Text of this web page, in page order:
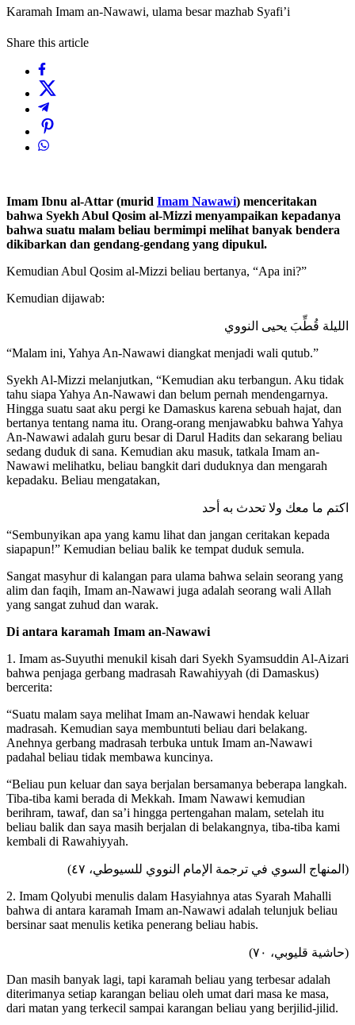
Karamah Imam an-Nawawi, ulama besar mazhab Syafi’i
Share this article
Imam Ibnu al-Attar (murid Imam Nawawi) menceritakan
bahwa Syekh Abul Qosim al-Mizzi menyampaikan kepadanya
bahwa suatu malam beliau bermimpi melihat banyak bendera
dikibarkan dan gendang-gendang yang dipukul.
Kemudian Abul Qosim al-Mizzi beliau bertanya, “Apa ini?”
Kemudian dijawab:
الليلة قُطِّبَ يحيى النووي
“Malam ini, Yahya An-Nawawi diangkat menjadi wali qutub.”
Syekh Al-Mizzi melanjutkan, “Kemudian aku terbangun. Aku tidak
tahu siapa Yahya An-Nawawi dan belum pernah mendengarnya.
Hingga suatu saat aku pergi ke Damaskus karena sebuah hajat, dan
bertanya tentang nama itu. Orang-orang menjawabku bahwa Yahya
An-Nawawi adalah guru besar di Darul Hadits dan sekarang beliau
sedang duduk di sana. Kemudian aku masuk, tatkala Imam an-
Nawawi melihatku, beliau bangkit dari duduknya dan mengarah
kepadaku. Beliau mengatakan,
اكتم ما معك ولا تحدث به أحد
“Sembunyikan apa yang kamu lihat dan jangan ceritakan kepada
siapapun!” Kemudian beliau balik ke tempat duduk semula.
Sangat masyhur di kalangan para ulama bahwa selain seorang yang
alim dan faqih, Imam an-Nawawi juga adalah seorang wali Allah
yang sangat zuhud dan warak.
Di antara karamah Imam an-Nawawi
1. Imam as-Suyuthi menukil kisah dari Syekh Syamsuddin Al-Aizari
bahwa penjaga gerbang madrasah Rawahiyyah (di Damaskus)
bercerita:
“Suatu malam saya melihat Imam an-Nawawi hendak keluar
madrasah. Kemudian saya membuntuti beliau dari belakang.
Anehnya gerbang madrasah terbuka untuk Imam an-Nawawi
padahal beliau tidak membawa kuncinya.
“Beliau pun keluar dan saya berjalan bersamanya beberapa langkah.
Tiba-tiba kami berada di Mekkah. Imam Nawawi kemudian
berihram, tawaf, dan sa’i hingga pertengahan malam, setelah itu
beliau balik dan saya masih berjalan di belakangnya, tiba-tiba kami
kembali di Rawahiyyah.
) المنهاج السوي في ترجمة الإمام النووي للسيوطي، ٤٧
(
2. Imam Qolyubi menulis dalam Hasyiahnya atas Syarah Mahalli
bahwa di antara karamah Imam an-Nawawi adalah telunjuk beliau
bersinar saat menulis ketika penerang beliau habis.
)حاشية قليوبي، ٧٠
(
Dan masih banyak lagi, tapi karamah beliau yang terbesar adalah
diterimanya setiap karangan beliau oleh umat dari masa ke masa,
dari matan yang terkecil sampai karangan beliau yang berjilid-jilid.